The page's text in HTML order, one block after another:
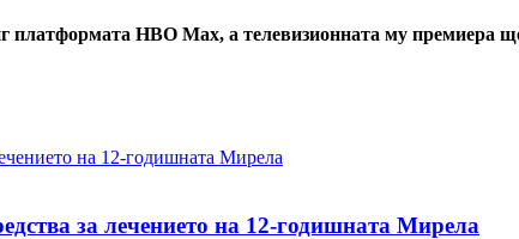
HBO Max, а телевизионната му премиера
за лечението на 12-годишната Мирела